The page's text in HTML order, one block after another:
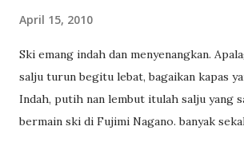
April 15, 2010
Ski emang indah dan menyenangkan.
salju turun begitu lebat, bagaikan kapas
Indah, putih nan lembut itulah salju yang
bermain ski di Fujimi Nagano. banyak